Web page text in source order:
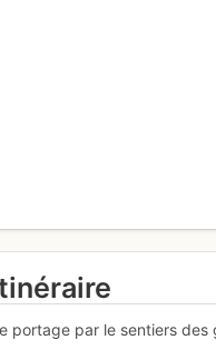
portage par le sentiers